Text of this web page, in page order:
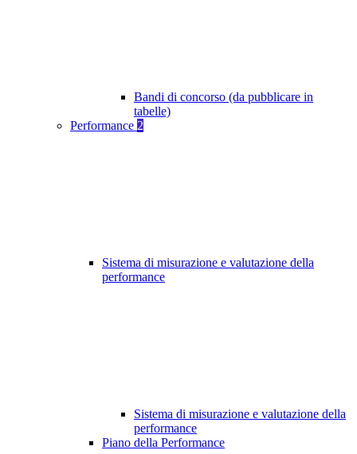
Bandi di concorso (da pubblicare in
tabelle)
Performance 2
Sistema di misurazione e valutazione della
performance
Sistema di misurazione e valutazione della
performance
Piano della Performance